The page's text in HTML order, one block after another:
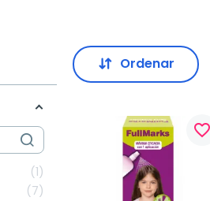
1
7
Ordenar
favorite_border